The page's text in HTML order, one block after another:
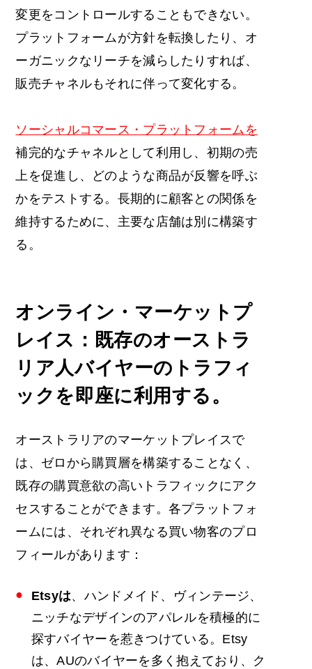
変更をコントロールすることもできない。
プラットフォームが方針を転換したり、オ
ーガニックなリーチを減らしたりすれば、
販売チャネルもそれに伴って変化する。
ソーシャルコマース・プラットフォームを
補完的なチャネルとして利用し、初期の売
上を促進し、どのような商品が反響を呼ぶ
かをテストする。長期的に顧客との関係を
維持するために、主要な店舗は別に構築す
る。
オンライン・マーケットプ
レイス：既存のオーストラ
リア人バイヤーのトラフィ
ックを即座に利用する。
オーストラリアのマーケットプレイスで
は、ゼロから購買層を構築することなく、
既存の購買意欲の高いトラフィックにアク
セスすることができます。各プラットフォ
ームには、それぞれ異なる買い物客のプロ
フィールがあります：
Etsyは、ハンドメイド、ヴィンテージ、
ニッチなデザインのアパレルを積極的に
探すバイヤーを惹きつけている。Etsy
は、AUのバイヤーを多く抱えており、ク